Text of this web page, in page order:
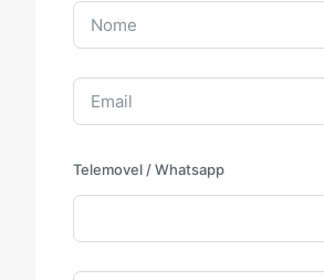
Telemovel / Whatsapp